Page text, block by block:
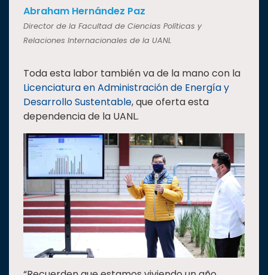
Abraham Hernández Paz
Director de la Facultad de Ciencias Políticas y
Relaciones Internacionales de la UANL
Toda esta labor también va de la mano con la
Licenciatura en Administración de Energía y
Desarrollo Sustentable, que oferta esta
dependencia de la UANL.